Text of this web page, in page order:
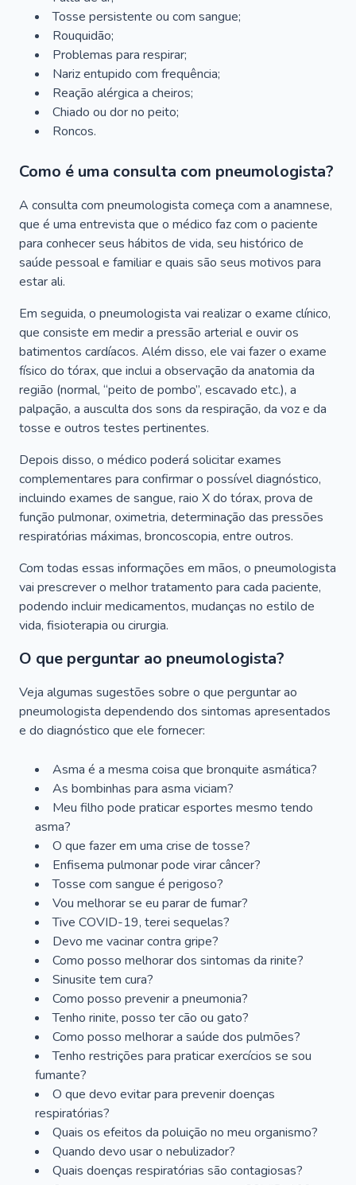
Tosse persistente ou com sangue;
Rouquidão;
Problemas para respirar;
Nariz entupido com frequência;
Reação alérgica a cheiros;
Chiado ou dor no peito;
Roncos.
Como é uma consulta com pneumologista?
A consulta com pneumologista começa com a anamnese,
que é uma entrevista que o médico faz com o paciente
para conhecer seus hábitos de vida, seu histórico de
saúde pessoal e familiar e quais são seus motivos para
estar ali.
Em seguida, o pneumologista vai realizar o exame clínico,
que consiste em medir a pressão arterial e ouvir os
batimentos cardíacos. Além disso, ele vai fazer o exame
físico do tórax, que inclui a observação da anatomia da
região (normal, “peito de pombo”, escavado etc.), a
palpação, a ausculta dos sons da respiração, da voz e da
tosse e outros testes pertinentes.
Depois disso, o médico poderá solicitar exames
complementares para confirmar o possível diagnóstico,
incluindo exames de sangue, raio X do tórax, prova de
função pulmonar, oximetria, determinação das pressões
respiratórias máximas, broncoscopia, entre outros.
Com todas essas informações em mãos, o pneumologista
vai prescrever o melhor tratamento para cada paciente,
podendo incluir medicamentos, mudanças no estilo de
vida, fisioterapia ou cirurgia.
O que perguntar ao pneumologista?
Veja algumas sugestões sobre o que perguntar ao
pneumologista dependendo dos sintomas apresentados
e do diagnóstico que ele fornecer:
Asma é a mesma coisa que bronquite asmática?
As bombinhas para asma viciam?
Meu filho pode praticar esportes mesmo tendo
asma?
O que fazer em uma crise de tosse?
Enfisema pulmonar pode virar câncer?
Tosse com sangue é perigoso?
Vou melhorar se eu parar de fumar?
Tive COVID-19, terei sequelas?
Devo me vacinar contra gripe?
Como posso melhorar dos sintomas da rinite?
Sinusite tem cura?
Como posso prevenir a pneumonia?
Tenho rinite, posso ter cão ou gato?
Como posso melhorar a saúde dos pulmões?
Tenho restrições para praticar exercícios se sou
fumante?
O que devo evitar para prevenir doenças
respiratórias?
Quais os efeitos da poluição no meu organismo?
Quando devo usar o nebulizador?
Quais doenças respiratórias são contagiosas?